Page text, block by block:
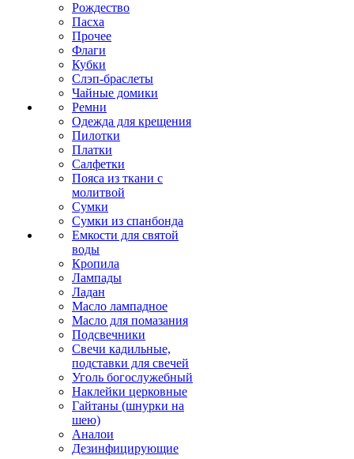
Рождество
Пасха
Прочее
Флаги
Кубки
Слэп-браслеты
Чайные домики
Ремни
Одежда для крещения
Пилотки
Платки
Салфетки
Пояса из ткани с
молитвой
Сумки
Сумки из спанбонда
Емкости для святой
воды
Кропила
Лампады
Ладан
Масло лампадное
Масло для помазания
Подсвечники
Свечи кадильные,
подставки для свечей
Уголь богослужебный
Наклейки церковные
Гайтаны (шнурки на
шею)
Аналои
Дезинфицирующие